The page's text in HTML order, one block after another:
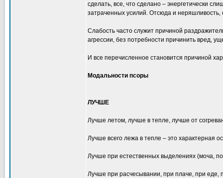
сделать, все, что сделано – энергетически
затраченных усилий. Отсюда и
Слабость часто служит причиной
агрессии, без потребности причинить вред,
И все перечисленное становится причиной
Модальности псоры
ЛУЧШЕ
Лучше летом, лучше в тепле, лучше от
Лучше всего лежа в тепле – это характерная
Лучше при естественных выделениях (моча,
Лучше при расчесывании, при плаче, при